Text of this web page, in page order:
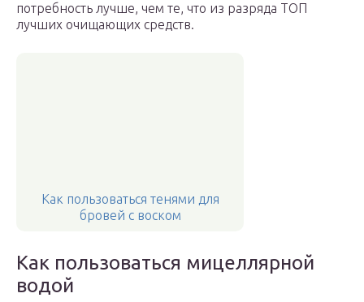
потребность лучше, чем те, что из разряда ТОП
лучших очищающих средств.
Как пользоваться тенями для
бровей с воском
Как пользоваться мицеллярной
водой